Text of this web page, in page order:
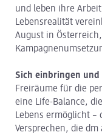
und leben ihre
Lebensrealität
August in
Sich einbringen und
Freiräume für die
eine Life-Balance,
Lebens ermöglicht –
Versprechen, die dm